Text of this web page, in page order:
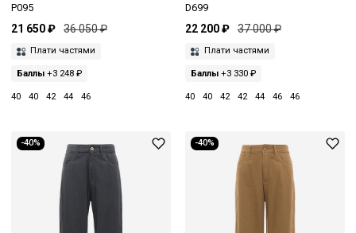
P095
21 650 ₽ 36 050 ₽
Плати частями
Баллы +3 248 ₽
40 40 42 44 46
D699
22 200 ₽ 37 000 ₽
Плати частями
Баллы+3 330 ₽
40 40 42 42 44 46 46
-40% -40%